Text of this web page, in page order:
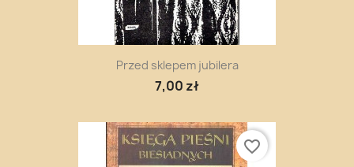
Przed sklepem jubilera
7,00 zł
favorite_border